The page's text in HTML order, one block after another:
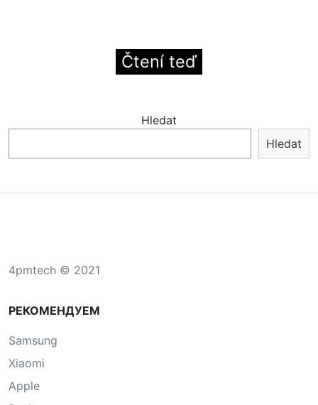
Čtení teď
Hledat
Hledat
4pmtech © 2021
РЕКОМЕНДУЕМ
Samsung
Xiaomi
Apple